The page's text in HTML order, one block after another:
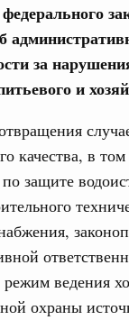
за
и
качества, в
защите
ведения
охраны
июля, четверг
№26)
бюджетные
июля, четверг